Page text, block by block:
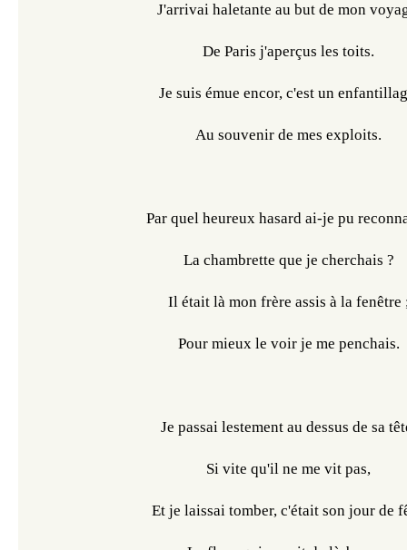
J'arrivai haletante au but de mon
De Paris j'aperçus les toits.
Je suis émue encor, c'est un
Au souvenir de mes exploits.
Par quel heureux hasard ai-je pu
La chambrette que je cherchais ?
Il était là mon frère assis à la fenêtre
Pour mieux le voir je me penchais.
Je passai lestement au dessus de sa
Si vite qu'il ne me vit pas,
Et je laissai tomber, c'était son jour de